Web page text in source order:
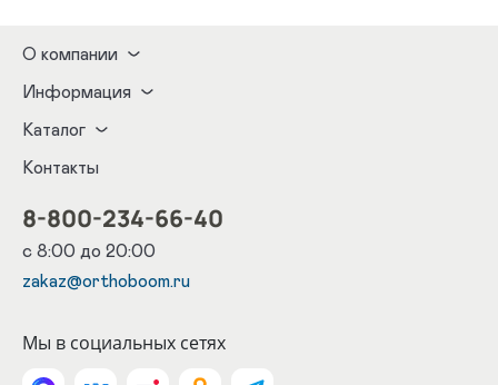
О компании
Информация
Каталог
Контакты
8-800-234-66-40
с 8:00 до 20:00
zakaz@orthoboom.ru
Мы в социальных сетях